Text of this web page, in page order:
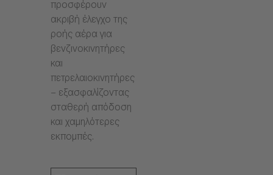
προσφέρουν
ακριβή έλεγχο της
ροής αέρα για
βενζινοκινητήρες
και
πετρελαιοκινητήρες
– εξασφαλίζοντας
σταθερή απόδοση
και χαμηλότερες
εκπομπές.